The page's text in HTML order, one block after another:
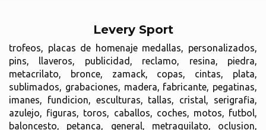
Levery Sport
trofeos, placas de homenaje medallas, personalizados,
pins, llaveros, publicidad, reclamo, resina, piedra,
metacrilato, bronce, zamack, copas, cintas, plata,
sublimados, grabaciones, madera, fabricante, pegatinas,
imanes, fundicion, esculturas, tallas, cristal, serigrafia,
azulejo, figuras, toros, caballos, coches, motos, futbol,
baloncesto, petanca, general, metraquilato, oclusion,